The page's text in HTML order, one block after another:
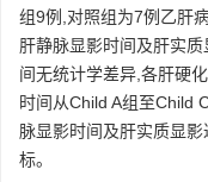
组9例,对照组为7例乙肝
肝静脉显影时间及肝实
间无统计学差异,各肝硬
时间从Child A组至Child
脉显影时间及肝实质显
标。